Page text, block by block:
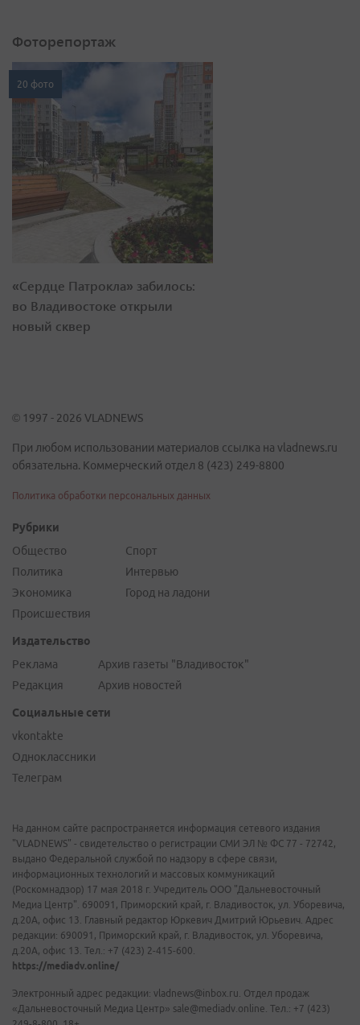
Фоторепортаж
20 фото
«Сердце Патрокла» забилось:
во Владивостоке открыли
новый сквер
© 1997 - 2026 VLADNEWS
При любом использовании материалов ссылка на vladnews.ru
обязательна. Коммерческий отдел 8 (423) 249-8800
Политика обработки персональных данных
Рубрики
Общество
Политика
Экономика
Происшествия
Спорт
Интервью
Город на ладони
Издательство
Реклама
Редакция
Архив газеты "Владивосток"
Архив новостей
Социальные сети
vkontakte
Одноклассники
Телеграм
На данном сайте распространяется информация сетевого издания
"VLADNEWS" - свидетельство о регистрации СМИ ЭЛ № ФС 77 - 72742,
выдано Федеральной службой по надзору в сфере связи,
информационных технологий и массовых коммуникаций
(Роскомнадзор) 17 мая 2018 г. Учредитель ООО "Дальневосточный
Медиа Центр". 690091, Приморский край, г. Владивосток, ул. Уборевича,
д.20А, офис 13. Главный редактор Юркевич Дмитрий Юрьевич. Адрес
редакции: 690091, Приморский край, г. Владивосток, ул. Уборевича,
д.20А, офис 13. Тел.: +7 (423) 2-415-600.
https://mediadv.online/
Электронный адрес редакции: vladnews@inbox.ru. Отдел продаж
«Дальневосточный Медиа Центр» sale@mediadv.online. Тел.: +7 (423)